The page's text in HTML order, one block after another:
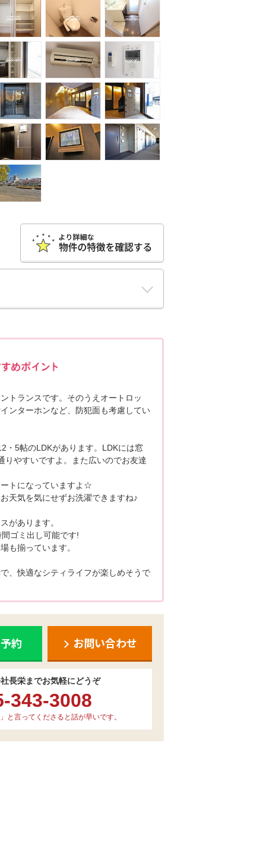
トランスです。そのうえオートロッ
ンターホンなど、防犯面も考慮してい
・5帖のLDKがあります。LDKには窓
りやすいですよ。また広いのでお友達
トになっていますよ☆
天気を気にせずお洗濯できますね♪
があります。
ゴミ出し可能です!
も揃っています。
、快適なシティライフが楽しめそうで
約 お問い合わせ
長栄までお気軽にどうぞ
343-3008
と言ってくださると話が早いです。